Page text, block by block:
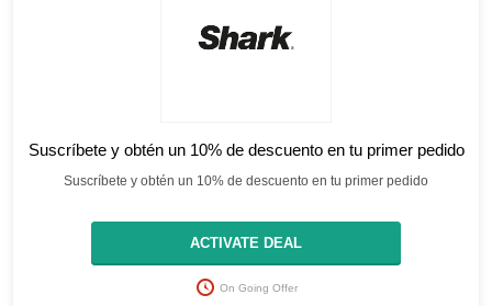
Suscríbete y obtén un 10% de descuento en tu primer pedido
Suscríbete y obtén un 10% de descuento en tu primer pedido
ACTIVATE DEAL
On Going Offer